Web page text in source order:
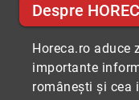
Despre
Horeca.ro aduce
importante
româneşti şi cea